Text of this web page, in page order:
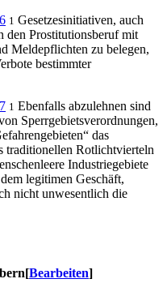
1 Gesetzesinitiativen, auch
den Prostitutionsberuf mit
Meldepflichten zu belegen,
bestimmter
1 Ebenfalls abzulehnen sind
Sperrgebietsverordnungen,
das
traditionellen Rotlichtvierteln
Industriegebiete
legitimen Geschäft,
nicht unwesentlich die
Bearbeiten]